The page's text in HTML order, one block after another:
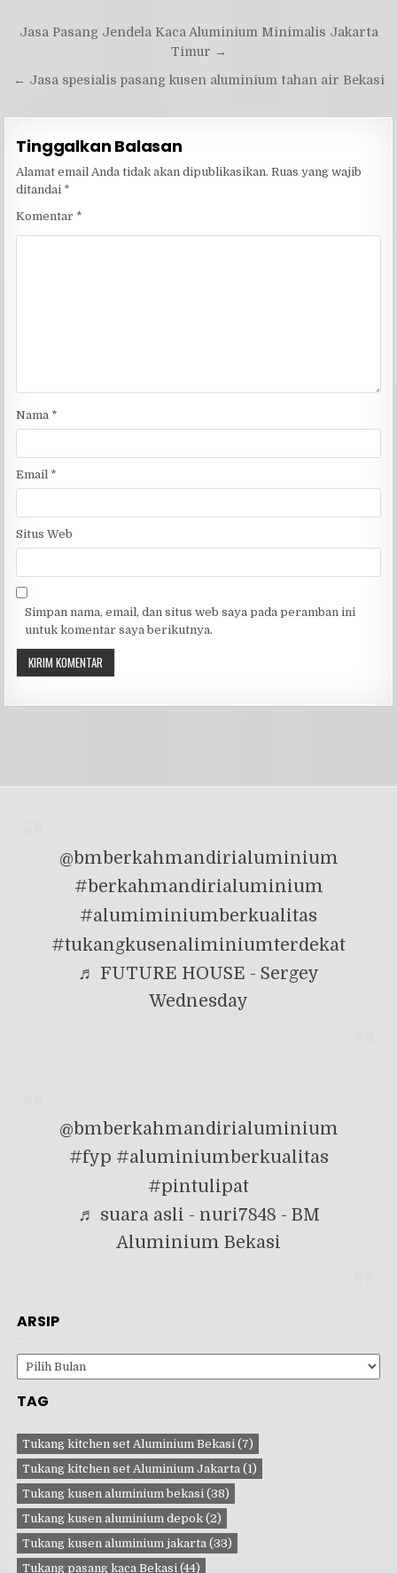
Navigasi
Jasa Pasang Jendela Kaca Aluminium Minimalis Jakarta
Timur →
← Jasa spesialis pasang kusen aluminium tahan air Bekasi
Tinggalkan Balasan
Alamat email Anda tidak akan dipublikasikan. Ruas yang wajib
ditandai *
Komentar *
Nama *
Email *
Situs Web
Simpan nama, email, dan situs web saya pada peramban ini
untuk komentar saya berikutnya.
@bmberkahmandirialuminium
#berkahmandirialuminium
#alumiminiumberkualitas
#tukangkusenaliminiumterdekat
♬ FUTURE HOUSE - Sergey
Wednesday
@bmberkahmandirialuminium
#fyp #aluminiumberkualitas
#pintulipat
♬ suara asli - nuri7848 - BM
Aluminium Bekasi
ARSIP
Arsip
TAG
Tukang kitchen set Aluminium Bekasi (7)
Tukang kitchen set Aluminium Jakarta (1)
Tukang kusen aluminium bekasi (38)
Tukang kusen aluminium depok (2)
Tukang kusen aluminium jakarta (33)
Tukang pasang kaca Bekasi (44)